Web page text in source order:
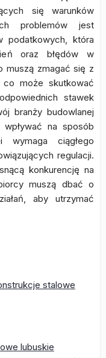
się warunków
problemów jest
podatkowych, która
oraz błędów w
muszą zmagać się z
co może skutkować
stawek
branży budowlanej
na sposób
ciągłego
regulacji.
konkurencję na
muszą dbać o
aby utrzymać
stalowe
lubuskie